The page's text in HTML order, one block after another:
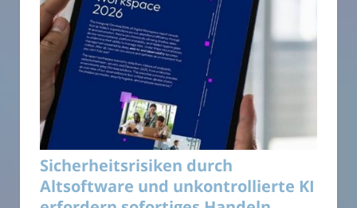
Sicherheitsrisiken durch
Altsoftware und unkontrollierte KI